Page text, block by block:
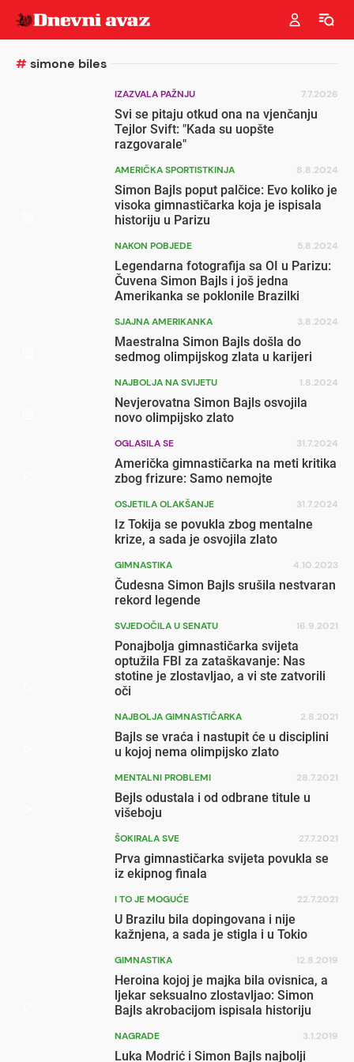
#simone biles
IZAZVALA PAŽNJU 7.7.2026
Svi se pitaju otkud ona na vjenčanju
Tejlor Svift: "Kada su uopšte
razgovarale"
AMERIČKA SPORTISTKINJA 8.8.2024
Simon Bajls poput palčice: Evo koliko je
visoka gimnastičarka koja je ispisala
historiju u Parizu
NAKON POBJEDE 5.8.2024
Legendarna fotografija sa OI u Parizu:
Čuvena Simon Bajls i još jedna
Amerikanka se poklonile Brazilki
SJAJNA AMERIKANKA 3.8.2024
Maestralna Simon Bajls došla do
sedmog olimpijskog zlata u karijeri
NAJBOLJA NA SVIJETU 1.8.2024
Nevjerovatna Simon Bajls osvojila
novo olimpijsko zlato
OGLASILA SE 31.7.2024
Američka gimnastičarka na meti kritika
zbog frizure: Samo nemojte
OSJETILA OLAKŠANJE 31.7.2024
Iz Tokija se povukla zbog mentalne
krize, a sada je osvojila zlato
GIMNASTIKA 4.10.2023
Čudesna Simon Bajls srušila nestvaran
rekord legende
SVJEDOČILA U SENATU 16.9.2021
Ponajbolja gimnastičarka svijeta
optužila FBI za zataškavanje: Nas
stotine je zlostavljao, a vi ste zatvorili
oči
NAJBOLJA GIMNASTIČARKA 2.8.2021
Bajls se vraća i nastupit će u disciplini
u kojoj nema olimpijsko zlato
MENTALNI PROBLEMI 28.7.2021
Bejls odustala i od odbrane titule u
višeboju
ŠOKIRALA SVE 27.7.2021
Prva gimnastičarka svijeta povukla se
iz ekipnog finala
I TO JE MOGUĆE 22.7.2021
U Brazilu bila dopingovana i nije
kažnjena, a sada je stigla i u Tokio
GIMNASTIKA 12.8.2019
Heroina kojoj je majka bila ovisnica, a
ljekar seksualno zlostavljao: Simon
Bajls akrobacijom ispisala historiju
NAGRADE 3.1.2019
Luka Modrić i Simon Bajls najbolji